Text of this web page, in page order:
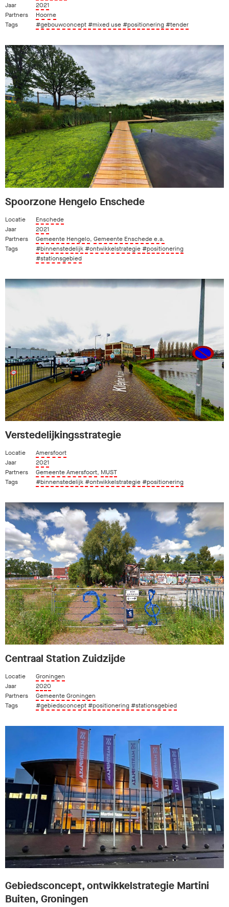
Jaar
2021
Partners
Hoorne
Tags
#gebouwconcept#mixed use#positionering#tender
Spoorzone Hengelo Enschede
Locatie
Enschede
Jaar
2021
Partners
Gemeente Hengelo, Gemeente Enschede e.a.
Tags
#binnenstedelijk#ontwikkelstrategie#positionering
#stationsgebied
Verstedelijkingsstrategie
Locatie
Amersfoort
Jaar
2021
Partners
Gemeente Amersfoort, MUST
Tags
#binnenstedelijk#ontwikkelstrategie#positionering
Centraal Station Zuidzijde
Locatie
Groningen
Jaar
2020
Partners
Gemeente Groningen
Tags
#gebiedsconcept#positionering#stationsgebied
Gebiedsconcept, ontwikkelstrategie Martini
Buiten, Groningen